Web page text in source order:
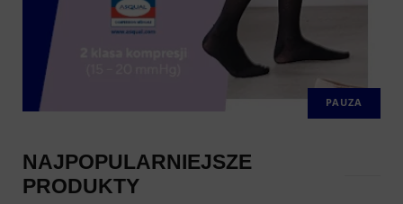
PAUZA
NAJPOPULARNIEJSZE
PRODUKTY